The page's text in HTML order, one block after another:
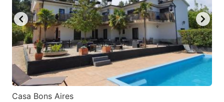
Casa Bons Aires